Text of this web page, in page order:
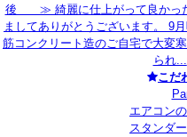
後 ≫ 綺麗に仕上がって良かった
ましてありがとうございます。 9
筋コンクリート造のご自宅で大変
られ...
こだ
エアコン
スタンダ